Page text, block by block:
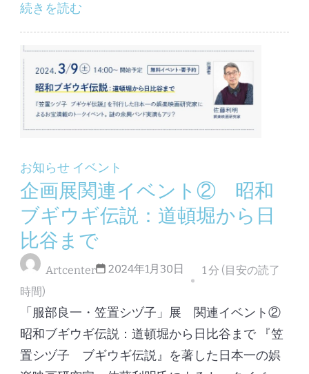
続きを読む
お知らせ イベント
企画展関連イベント② 昭和
ブギウギ伝説：道頓堀から日
比谷まで
Artcenter 2024年1月30日
1 分 (目安の読了
時間)
「服部良一・笠置シヅ子」展 関連イベント②
昭和ブギウギ伝説：道頓堀から日比谷まで 『笠
置シヅ子 ブギウギ伝説』を著した日本一の娯